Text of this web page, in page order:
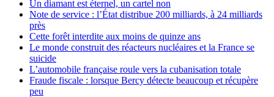
Un diamant est éternel, un cartel non
Note de service : l’État distribue 200 milliards, à 24 milliards
près
Cette forêt interdite aux moins de quinze ans
Le monde construit des réacteurs nucléaires et la France se
suicide
L’automobile française roule vers la cubanisation totale
Fraude fiscale : lorsque Bercy détecte beaucoup et récupère
peu